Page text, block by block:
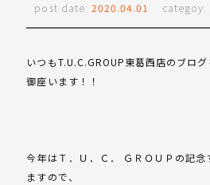
post date: 2020.04.01 categoy:
いつもT.U.C.GROUP東葛西店のブロ
御座います！！
今年はＴ．Ｕ．Ｃ． ＧＲＯＵＰの記念
ますので、